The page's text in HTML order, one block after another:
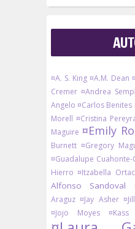
¤A. S. King ¤A.M. Dean
Cremer ¤Andrea
Angelo ¤Carlos Benites
Morell ¤Cristina
Maguire ¤Emily
Burnett ¤Gregory
¤Guadalupe Cuahonte-
Hierro ¤Itzabella
Alfonso Sandoval
Araguz ¤Jay Asher
¤Jojo Moyes
¤Kass